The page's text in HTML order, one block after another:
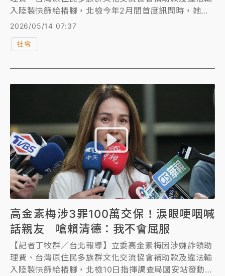
入陸製快篩給樁腳，北檢今年2月間首度訊問時，她身
體不適獲准回家休息，幾天後2度應訊，檢察官依貪
晚間北檢第3度傳喚高金素梅釐清案情，她應訊4小時
面對困境。」
2026/05/14 07:37
社會
高金素梅涉3罪100萬交保！淚眼哽咽喊
話親友 嗆賴清德：我不會屈服
【記者丁牧群／台北報導】立委高金素梅因涉嫌詐領助
理費、台灣原住民多族群文化交流協會補助款及違法輸
入陸製快篩給樁腳，北檢10日指揮調查局國安站發動搜